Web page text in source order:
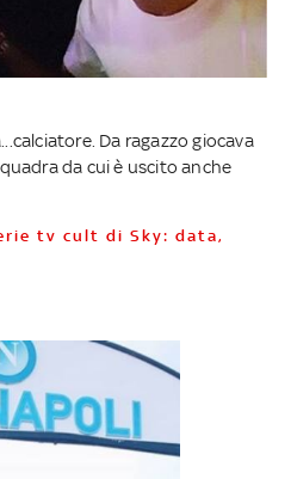
Da ragazzo giocava
da cui è uscito anche